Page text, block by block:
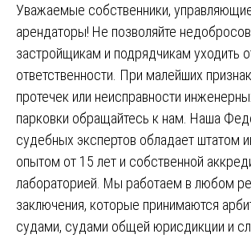
Уважаемые собственники,
арендаторы! Не позволяйте
застройщикам и подрядчикам уходить
ответственности. При малейших
протечек или неисправности
парковки обращайтесь к нам. Наша
судебных экспертов обладает штатом
опытом от 15 лет и собственной
лабораторией. Мы работаем в любом
заключения, которые принимаются
судами, судами общей юрисдикции и